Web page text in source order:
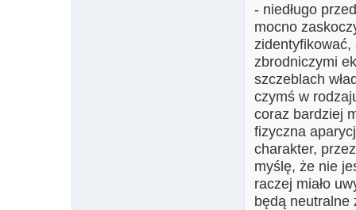
- niedługo
mocno
zidentyfikować,
zbrodniczymi
szczeblach
czymś w
coraz bardziej
fizyczna
charakter,
myślę, że nie
raczej miało
będą neutralne